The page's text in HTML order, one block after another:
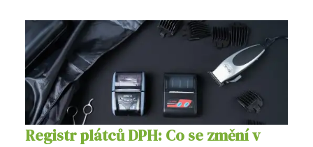
Registr plátců DPH: Co se změní v